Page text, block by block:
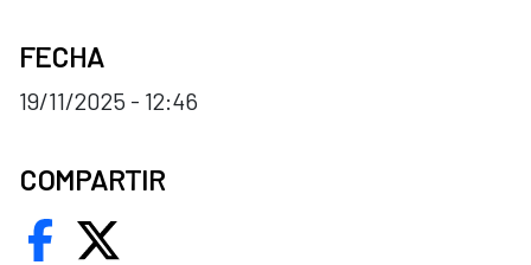
FECHA
19/11/2025 - 12:46
COMPARTIR